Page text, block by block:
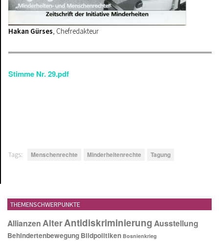
Hakan Gürses, Chefredakteur
Stimme Nr. 29.pdf
Tags: Menschenrechte Minderheitenrechte Tagung
THEMENSCHWERPUNKTE
AllianzenAlterAntidiskriminierungAusstellung
Behindertenbewegung Bildpolitiken Bosnienkrieg